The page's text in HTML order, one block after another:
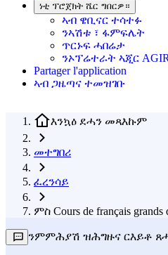
ነቲ ፕሮጀክት ሼር ግበርዎ።
ኣብ ዌቢናር ተሳተፉ
ንኣሽቱ ፣ ፋምፍሌት
ጥርኑፍ ሓበሬታ
ንኦፕሬተራት ኣጂር AGIR
Partager l'application
ኣብ ጋዜጣና ተመዝገቡ
እንኳዕ ደሓን መጻእኩም
መተግበሪ
ፈረንሳይ
ምስ Cours de français grands
ንምምሕያሽ ዝሕግዙና ርእይቶ